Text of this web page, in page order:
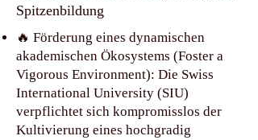
Spitzenbildung
🔥 Förderung eines dynamischen
akademischen Ökosystems (Foster a
Vigorous Environment): Die Swiss
International University (SIU)
verpflichtet sich kompromisslos der
Kultivierung eines hochgradig